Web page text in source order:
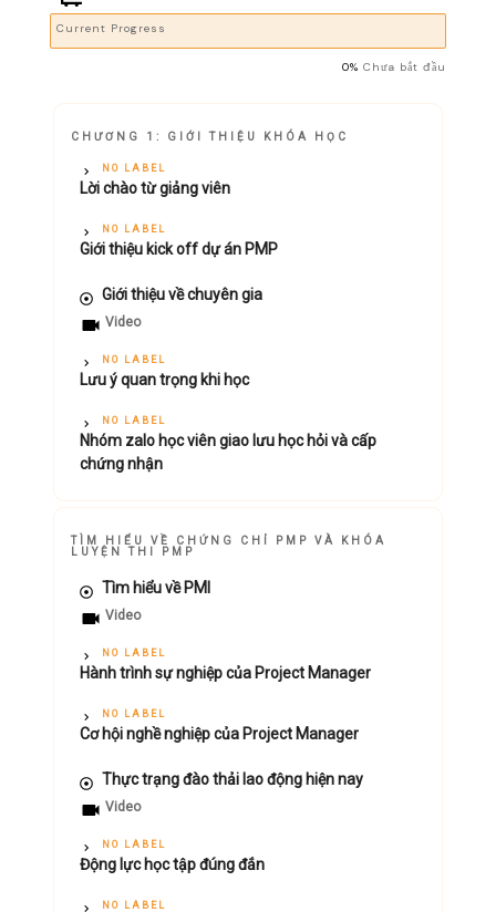
Current Progress
0% Chưa bắt đầu
CHƯƠNG 1: GIỚI THIỆU KHÓA HỌC
NO LABEL
Lời chào từ giảng viên
NO LABEL
Giới thiệu kick off dự án PMP
Giới thiệu về chuyên gia
Video
NO LABEL
Lưu ý quan trọng khi học
NO LABEL
Nhóm zalo học viên giao lưu học hỏi và cấp
chứng nhận
TÌM HIỂU VỀ CHỨNG CHỈ PMP VÀ KHÓA
LUYỆN THI PMP
Tìm hiểu về PMI
Video
NO LABEL
Hành trình sự nghiệp của Project Manager
NO LABEL
Cơ hội nghề nghiệp của Project Manager
Thực trạng đào thải lao động hiện nay
Video
NO LABEL
Động lực học tập đúng đắn
NO LABEL